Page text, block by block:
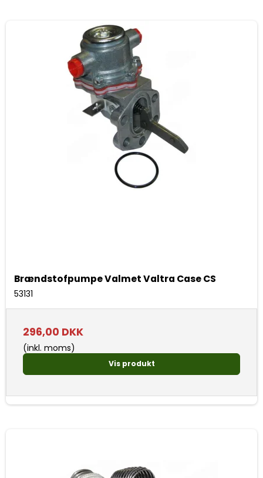
Brændstofpumpe Valmet Valtra Case CS
53131
296,00 DKK
(inkl. moms)
Vis produkt